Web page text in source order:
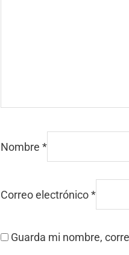
Nombre *
Correo electrónico*
Guarda mi nombre,